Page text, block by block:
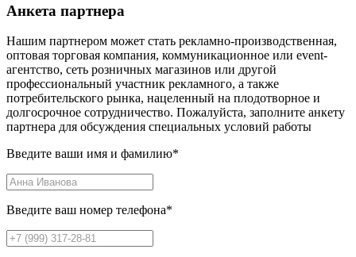
Анкета партнера
Нашим партнером может стать рекламно-производственная,
оптовая торговая компания, коммуникационное или event-
агентство, сеть розничных магазинов или другой
профессиональный участник рекламного, а также
потребительского рынка, нацеленный на плодотворное и
долгосрочное сотрудничество. Пожалуйста, заполните анкету
партнера для обсуждения специальных условий работы
Введите ваши имя и фамилию*
Введите ваш номер телефона*